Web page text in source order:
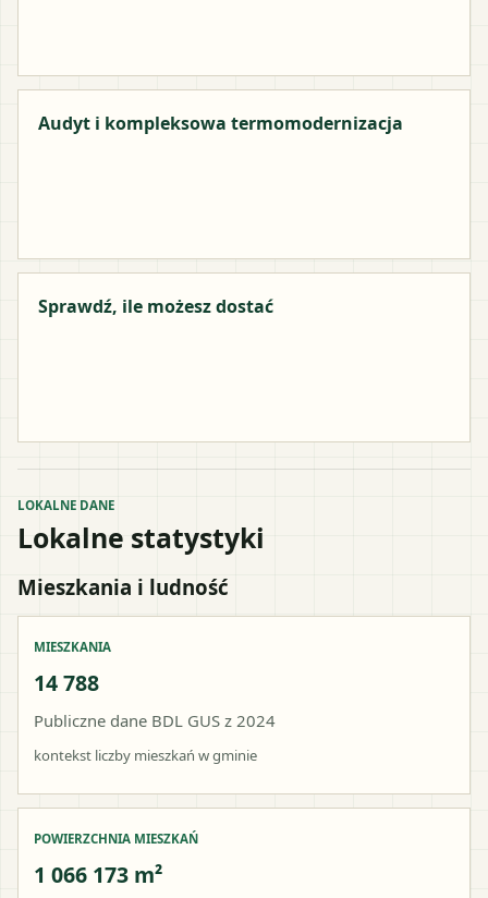
Audyt i kompleksowa termomodernizacja
Sprawdź, ile możesz dostać
LOKALNE DANE
Lokalne statystyki
Mieszkania i ludność
MIESZKANIA
14 788
Publiczne dane BDL GUS z 2024
kontekst liczby mieszkań w gminie
POWIERZCHNIA MIESZKAŃ
1 066 173 m²